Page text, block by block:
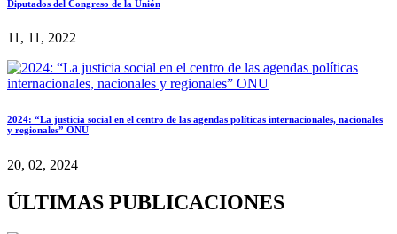
Diputados del Congreso de la Unión
11, 11, 2022
2024: “La justicia social en el centro de las agendas políticas internacionales, nacionales
y regionales” ONU
20, 02, 2024
ÚLTIMAS PUBLICACIONES